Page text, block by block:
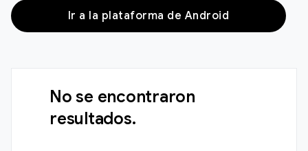
Ir a la plataforma de Android
No se encontraron
resultados.